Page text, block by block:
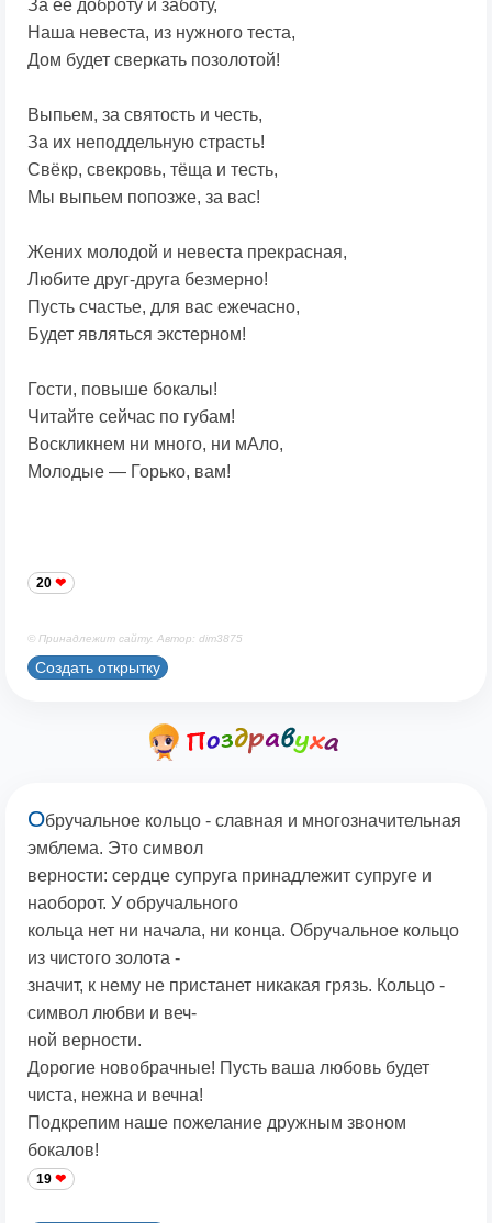
За её доброту и заботу,
Наша невеста, из нужного теста,
Дом будет сверкать позолотой!
Выпьем, за святость и честь,
За их неподдельную страсть!
Свёкр, свекровь, тёща и тесть,
Мы выпьем попозже, за вас!
Жених молодой и невеста прекрасная,
Любите друг-друга безмерно!
Пусть счастье, для вас ежечасно,
Будет являться экстерном!
Гости, повыше бокалы!
Читайте сейчас по губам!
Воскликнем ни много, ни мАло,
Молодые — Горько, вам!
20
© Принадлежит сайту. Автор: dim3875
Создать открытку
Обручальное кольцо - славная и многозначительная
эмблема. Это символ
верности: сердце супруга принадлежит супруге и
наоборот. У обручального
кольца нет ни начала, ни конца. Обручальное кольцо
из чистого золота -
значит, к нему не пристанет никакая грязь. Кольцо -
символ любви и веч-
ной верности.
Дорогие новобрачные! Пусть ваша любовь будет
чиста, нежна и вечна!
Подкрепим наше пожелание дружным звоном
бокалов!
19